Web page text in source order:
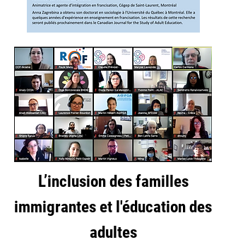
L’inclusion des familles
immigrantes et l'éducation des
adultes